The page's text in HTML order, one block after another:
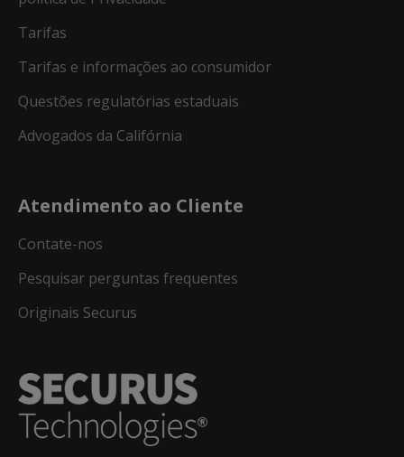
Tarifas
Tarifas e informações ao consumidor
Questões regulatórias estaduais
Advogados da Califórnia
Atendimento ao Cliente
Contate-nos
Pesquisar perguntas frequentes
Originais Securus